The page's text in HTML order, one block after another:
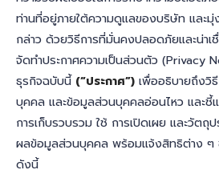
ท่านที่อยู่ภายใต้ความดูแลของบริษัท และ
กล่าว ด้วยวิธีการที่มั่นคงปลอดภัยและน่า
จัดทำประกาศความเป็นส่วนตัว (Privacy
ธุรกิจฉบับนี้ (“ประกาศ”) เพื่ออธิบายถึงวิ
บุคคล และข้อมูลส่วนบุคคลอ่อนไหว และชี้
การเก็บรวบรวม ใช้ การเปิดเผย และวัต
ผลข้อมูลส่วนบุคคล พร้อมแจ้งสิทธิต่าง ๆ
ดังนี้